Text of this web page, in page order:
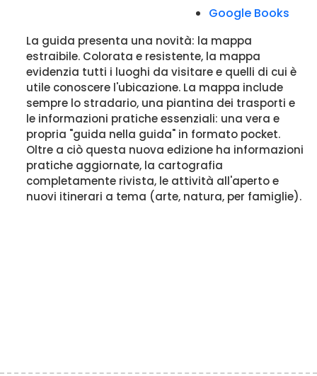
Google Books
La guida presenta una novità: la mappa
estraibile. Colorata e resistente, la mappa
evidenzia tutti i luoghi da visitare e quelli di cui è
utile conoscere l'ubicazione. La mappa include
sempre lo stradario, una piantina dei trasporti e
le informazioni pratiche essenziali: una vera e
propria "guida nella guida" in formato pocket.
Oltre a ciò questa nuova edizione ha informazioni
pratiche aggiornate, la cartografia
completamente rivista, le attività all'aperto e
nuovi itinerari a tema (arte, natura, per famiglie).